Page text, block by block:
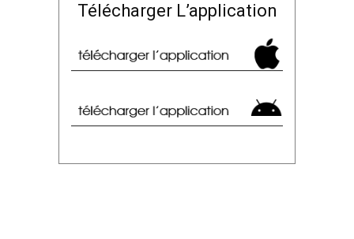
Télécharger L’application